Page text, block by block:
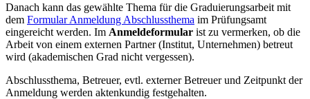
Danach kann das gewählte Thema für die Graduierungsarbeit mit
dem Formular Anmeldung Abschlussthema im Prüfungsamt
eingereicht werden. Im Anmeldeformular ist zu vermerken, ob die
Arbeit von einem externen Partner (Institut, Unternehmen) betreut
wird (akademischen Grad nicht vergessen).
Abschlussthema, Betreuer, evtl. externer Betreuer und Zeitpunkt der
Anmeldung werden aktenkundig festgehalten.